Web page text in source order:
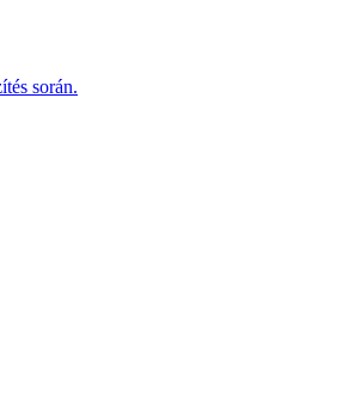
során.